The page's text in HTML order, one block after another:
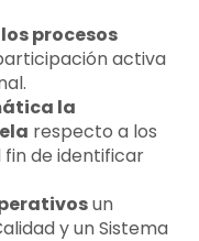
procesos
activa
la
respecto a los
fin de identificar
un
y un Sistema